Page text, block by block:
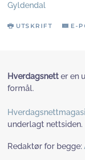
Gyldendal
UTSKRIFT E-
Hverdagsnett er en
formål.
underlagt nettsiden.
Redaktør for begge: